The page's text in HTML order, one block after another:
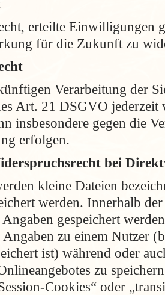
erteilte Einwilligungen
für die Zukunft zu
Verarbeitung der
Art. 21 DSGVO jederzeit
insbesondere gegen die
erfolgen.
bei
kleine Dateien
werden. Innerhalb
gespeichert
zu einem Nutzer
ist) während oder
zu
Cookies“ oder